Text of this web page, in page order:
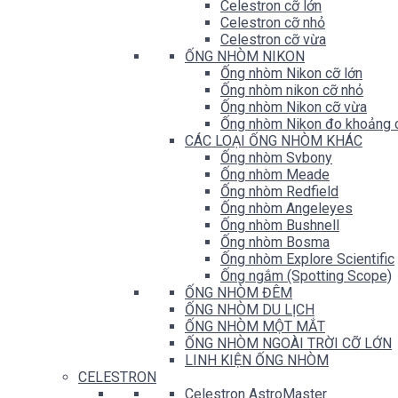
Celestron cỡ lớn
Celestron cỡ nhỏ
Celestron cỡ vừa
ỐNG NHÒM NIKON
Ống nhòm Nikon cỡ lớn
Ống nhòm nikon cỡ nhỏ
Ống nhòm Nikon cỡ vừa
Ống nhòm Nikon đo khoảng
CÁC LOẠI ỐNG NHÒM KHÁC
Ống nhòm Svbony
Ống nhòm Meade
Ống nhòm Redfield
Ống nhòm Angeleyes
Ống nhòm Bushnell
Ống nhòm Bosma
Ống nhòm Explore Scientific
Ống ngắm (Spotting Scope)
ỐNG NHÒM ĐÊM
ỐNG NHÒM DU LỊCH
ỐNG NHÒM MỘT MẮT
ỐNG NHÒM NGOÀI TRỜI CỠ LỚN
LINH KIỆN ỐNG NHÒM
CELESTRON
Celestron AstroMaster